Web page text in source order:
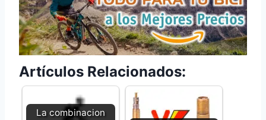
Artículos Relacionados:
La combinacion